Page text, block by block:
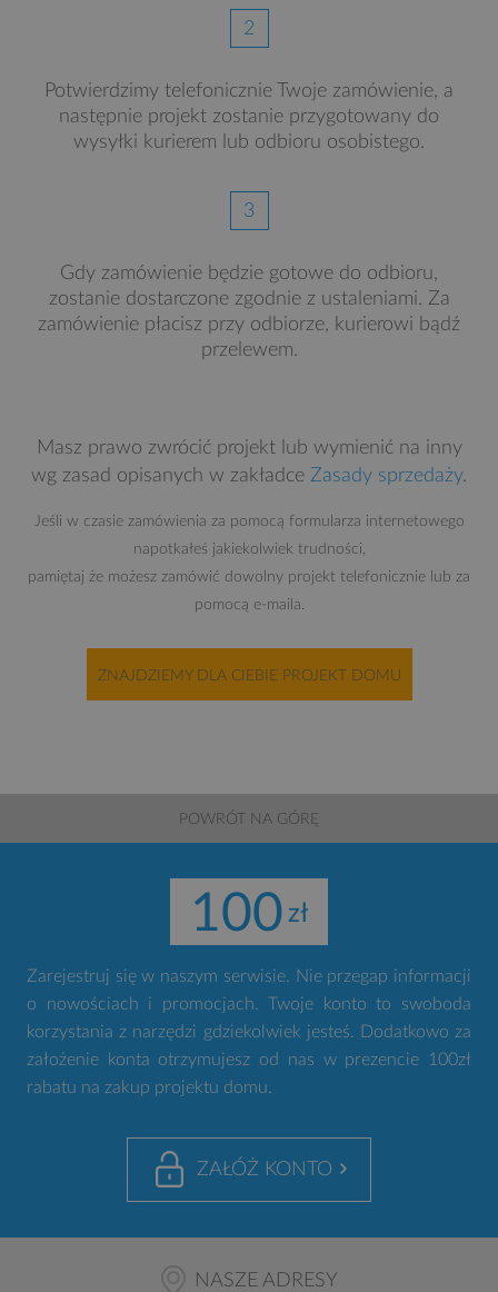
2
Potwierdzimy telefonicznie Twoje zamówienie, a
następnie projekt zostanie przygotowany do
wysyłki kurierem lub odbioru osobistego.
3
Gdy zamówienie będzie gotowe do odbioru,
zostanie dostarczone zgodnie z ustaleniami. Za
zamówienie płacisz przy odbiorze, kurierowi bądź
przelewem.
Masz prawo zwrócić projekt lub wymienić na inny
wg zasad opisanych w zakładce Zasady sprzedaży.
Jeśli w czasie zamówienia za pomocą formularza internetowego
napotkałeś jakiekolwiek trudności,
pamiętaj że możesz zamówić dowolny projekt telefonicznie lub za
pomocą e-maila.
ZNAJDZIEMY DLA CIEBIE PROJEKT DOMU
POWRÓT NA GÓRĘ
100
Zarejestruj się w naszym serwisie. Nie przegap informacji
o nowościach i promocjach. Twoje konto to swoboda
korzystania z narzędzi gdziekolwiek jesteś. Dodatkowo za
założenie konta otrzymujesz od nas w prezencie 100zł
rabatu na zakup projektu domu.
ZAŁÓŻ KONTO
NASZE ADRESY